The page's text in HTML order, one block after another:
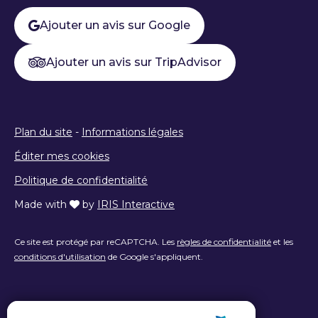
Ajouter un avis sur Google
Ajouter un avis sur TripAdvisor
Plan du site - Informations légales
Éditer mes cookies
Politique de confidentialité
Made with
by IRIS Interactive
Ce site est protégé par reCAPTCHA. Les règles de confidentialité et les
conditions d'utilisation de Google s'appliquent.